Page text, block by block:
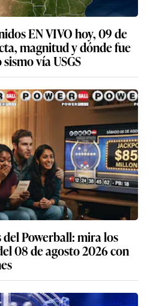
EN VIVO hoy, 09 de
magnitud y dónde fue
vía USGS
Powerball: mira los
08 de agosto 2026 con